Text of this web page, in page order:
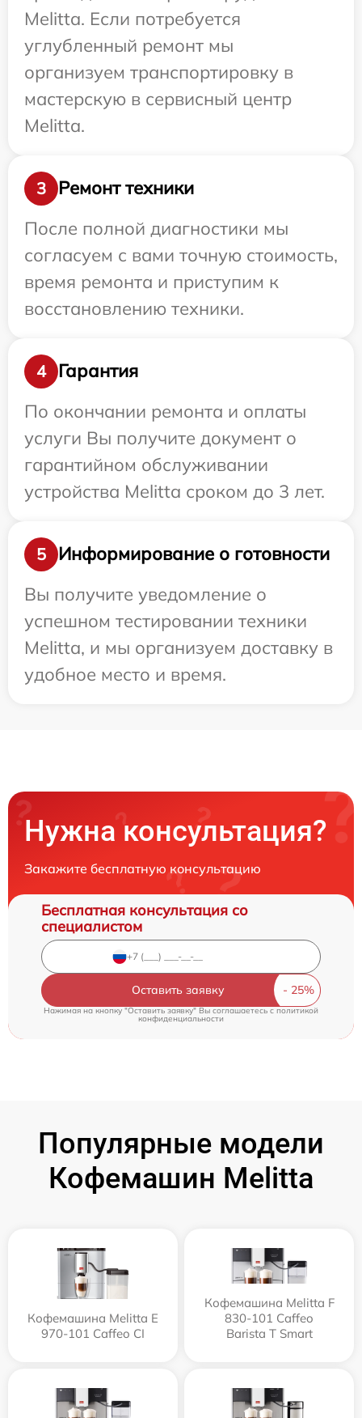
Melitta. Если потребуется
углубленный ремонт мы
организуем транспортировку в
мастерскую в сервисный центр
Melitta.
3
Ремонт техники
После полной диагностики мы
согласуем с вами точную стоимость,
время ремонта и приступим к
восстановлению техники.
4
Гарантия
По окончании ремонта и оплаты
услуги Вы получите документ о
гарантийном обслуживании
устройства Melitta сроком до 3 лет.
5
Информирование о готовности
Вы получите уведомление о
успешном тестировании техники
Melitta, и мы организуем доставку в
удобное место и время.
Нужна консультация?
Закажите бесплатную консультацию
Бесплатная консультация со
специалистом
Оставить заявку
Нажимая на кнопку "Оставить заявку" Вы соглашаетесь cполитикой
конфиденциальности
Популярные модели
Кофемашин Melitta
Кофемашина Melitta Е
970-101 Caffeo CI
Кофемашина Melitta F
830-101 Caffeo
Barista T Smart